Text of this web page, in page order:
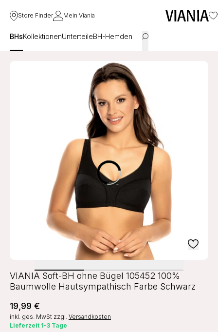
Store Finder Mein Viania
BHsKollektionenUnterteileBH-Hemden
VIANIA Soft-BH ohne Bügel 105452 100%
Baumwolle Hautsympathisch Farbe Schwarz
19,99 €
inkl. ges. MwSt zzgl. Versandkosten
Lieferzeit 1-3 Tage